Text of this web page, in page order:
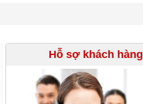
Hỗ sợ khách hàng